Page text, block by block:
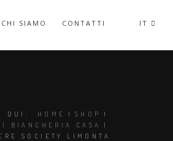
IT
CHI SIAMO CONTATTI
QUI: HOME | SHOP
|
BIANCHERIA CASA
|
SOCIETY LIMONTA